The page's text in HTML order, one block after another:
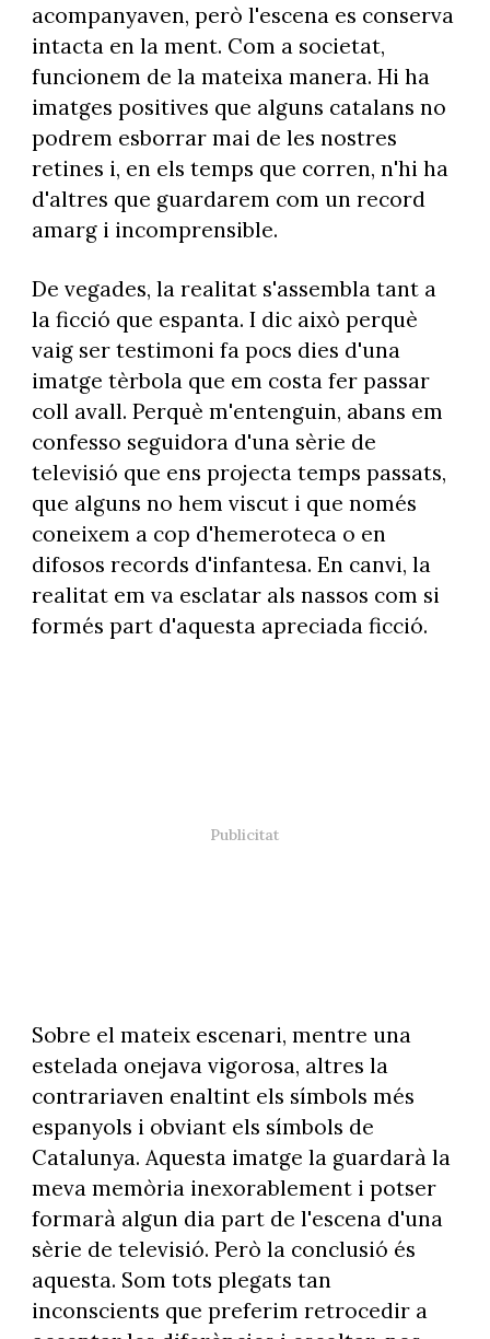
acompanyaven, però l'escena es conserva
intacta en la ment. Com a societat,
funcionem de la mateixa manera. Hi ha
imatges positives que alguns catalans no
podrem esborrar mai de les nostres
retines i, en els temps que corren, n'hi ha
d'altres que guardarem com un record
amarg i incomprensible.
De vegades, la realitat s'assembla tant a
la ficció que espanta. I dic això perquè
vaig ser testimoni fa pocs dies d'una
imatge tèrbola que em costa fer passar
coll avall. Perquè m'entenguin, abans em
confesso seguidora d'una sèrie de
televisió que ens projecta temps passats,
que alguns no hem viscut i que només
coneixem a cop d'hemeroteca o en
difosos records d'infantesa. En canvi, la
realitat em va esclatar als nassos com si
formés part d'aquesta apreciada ficció.
Sobre el mateix escenari, mentre una
estelada onejava vigorosa, altres la
contrariaven enaltint els símbols més
espanyols i obviant els símbols de
Catalunya. Aquesta imatge la guardarà la
meva memòria inexorablement i potser
formarà algun dia part de l'escena d'una
sèrie de televisió. Però la conclusió és
aquesta. Som tots plegats tan
inconscients que preferim retrocedir a